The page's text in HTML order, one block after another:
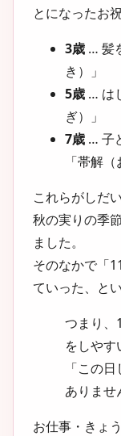
とになったお
3歳 … 髪
き）」
5歳 … は
ぎ）」
7歳 … 子
「帯解
これらがしだ
秋の実りの季
ました。
そのなかで「
ていった、と
つまり、
をしやす
「この
ありませ
お仕事・きょ